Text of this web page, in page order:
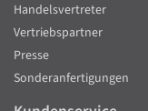
Handelsvertreter
Vertriebspartner
Presse
Sonderanfertigungen